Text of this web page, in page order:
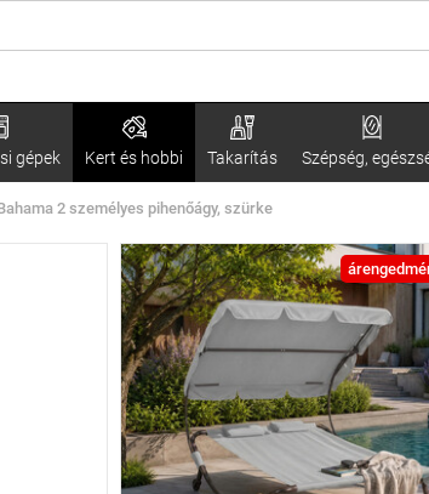
gépek Kert és hobbi Takarítás Szépség,
2 személyes pihenőágy, szürke